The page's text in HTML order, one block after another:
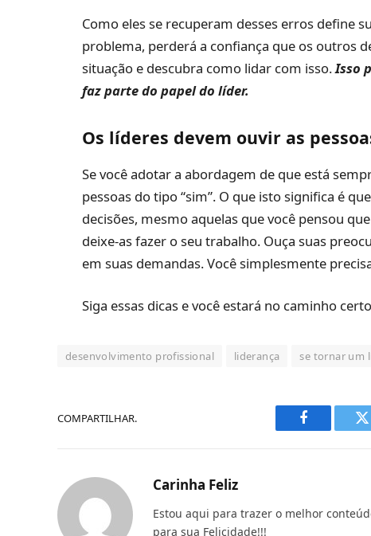
Como eles se recuperam desses erros define
problema, perderá a confiança que os outros
situação e descubra como lidar com isso.Isso
faz parte do papel do líder.
Os líderes devem ouvir as
Se você adotar a abordagem de que está
pessoas do tipo “sim”. O que isto significa é
decisões, mesmo aquelas que você pensou
deixe-as fazer o seu trabalho. Ouça suas
em suas demandas. Você simplesmente
Siga essas dicas e você estará no caminho
desenvolvimento profissional liderança se tornar um
COMPARTILHAR.
Facebook
Carinha Feliz
Estou aqui para trazer o melhor
para sua Felicidade!!!